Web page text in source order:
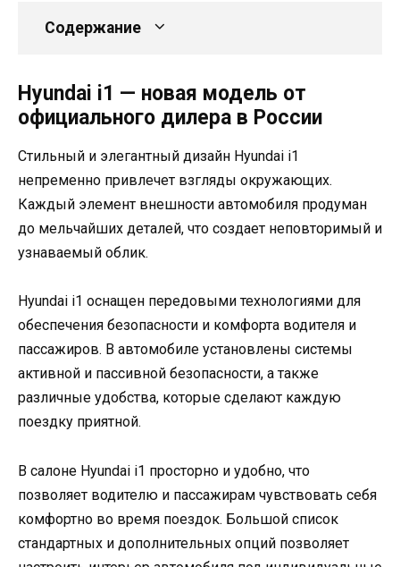
Содержание
Hyundai i1 — новая модель от
официального дилера в России
Стильный и элегантный дизайн Hyundai i1
непременно привлечет взгляды окружающих.
Каждый элемент внешности автомобиля продуман
до мельчайших деталей, что создает неповторимый и
узнаваемый облик.
Hyundai i1 оснащен передовыми технологиями для
обеспечения безопасности и комфорта водителя и
пассажиров. В автомобиле установлены системы
активной и пассивной безопасности, а также
различные удобства, которые сделают каждую
поездку приятной.
В салоне Hyundai i1 просторно и удобно, что
позволяет водителю и пассажирам чувствовать себя
комфортно во время поездок. Большой список
стандартных и дополнительных опций позволяет